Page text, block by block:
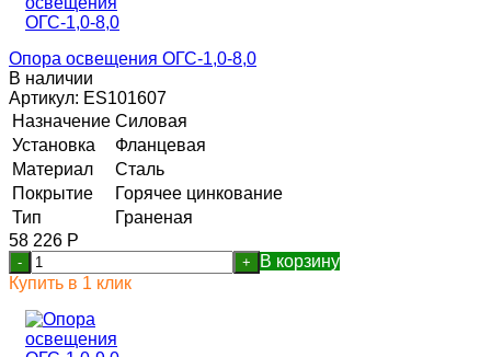
Опора освещения ОГС-1,0-8,0
В наличии
Артикул: ES101607
Назначение Силовая
Установка
Фланцевая
Материал
Сталь
Покрытие
Горячее цинкование
Тип
Граненая
58 226 Р
- +
В корзину
Купить в 1 клик